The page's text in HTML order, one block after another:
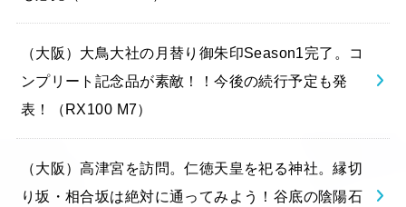
（大阪）大鳥大社の月替り御朱印Season1完了。コ
ンプリート記念品が素敵！！今後の続行予定も発
表！（RX100 M7）
（大阪）高津宮を訪問。仁徳天皇を祀る神社。縁切
り坂・相合坂は絶対に通ってみよう！谷底の陰陽石